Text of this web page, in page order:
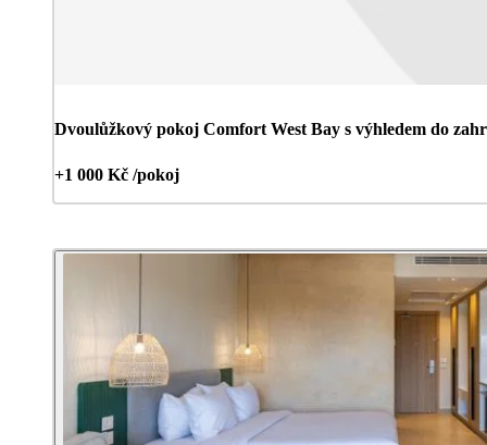
Dvoulůžkový pokoj Comfort West Bay s výhledem do
+1 000 Kč /pokoj